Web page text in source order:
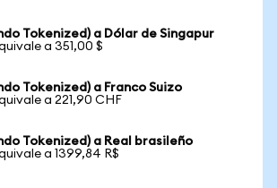
Tokenized) a Dólar de Singapur
a 351,00 $
Tokenized) a Franco Suizo
a 221,90 CHF
Tokenized) a Real brasileño
a 1399,84 R$